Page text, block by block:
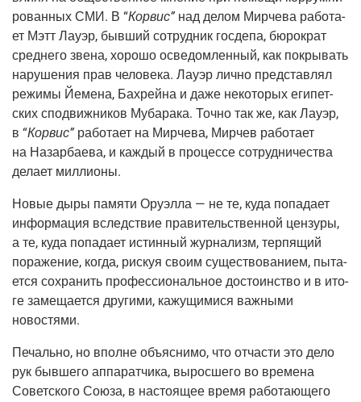
ро­ван­ных СМИ. В “Кор­вис” над делом Мир­че­ва рабо­та­
ет Мэтт Лау­эр, быв­ший сотруд­ник госде­па, бюро­крат
сред­не­го зве­на, хоро­шо осве­дом­лен­ный, как покры­вать
нару­ше­ния прав чело­ве­ка. Лау­эр лич­но пред­став­лял
режи­мы Йеме­на, Бах­рей­на и даже неко­то­рых еги­пет­
ских спо­движ­ни­ков Муба­ра­ка. Точ­но так же, как Лау­эр,
в “Кор­вис” рабо­та­ет на Мир­че­ва, Мир­чев рабо­та­ет
на Назар­ба­е­ва, и каж­дый в про­цес­се сотруд­ни­че­ства
дела­ет миллионы.
Новые дыры памя­ти Ору­эл­ла — не те, куда попа­да­ет
инфор­ма­ция вслед­ствие пра­ви­тель­ствен­ной цен­зу­ры,
а те, куда попа­да­ет истин­ный жур­на­лизм, тер­пя­щий
пора­же­ние, когда, рискуя сво­им суще­ство­ва­ни­ем, пыта­
ет­ся сохра­нить про­фес­си­о­наль­ное досто­ин­ство и в ито­
ге заме­ща­ет­ся дру­ги­ми, кажу­щи­ми­ся важ­ны­ми
новостями.
Печаль­но, но вполне объ­яс­ни­мо, что отча­сти это дело
рук быв­ше­го аппа­рат­чи­ка, вырос­ше­го во вре­ме­на
Совет­ско­го Сою­за, в насто­я­щее вре­мя рабо­та­ю­ще­го